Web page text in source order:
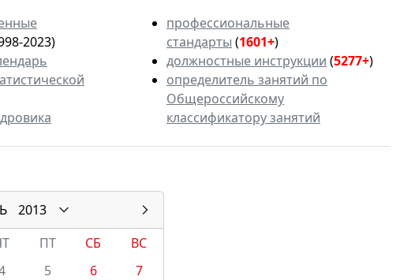
2023)
профессиональные
стандарты (1601+)
должностные инструкции (5277+)
определитель занятий по
Общероссийскому
классификатору занятий
2013
ПТ СБ
ВС
5 6
7